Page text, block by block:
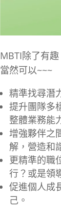
MBTI除了有
當然可以~~~
精準找尋潛
提升團隊多
整體業務能
增強夥伴之
解，營造和
更精準的職
行？或是領
促進個人成
己。